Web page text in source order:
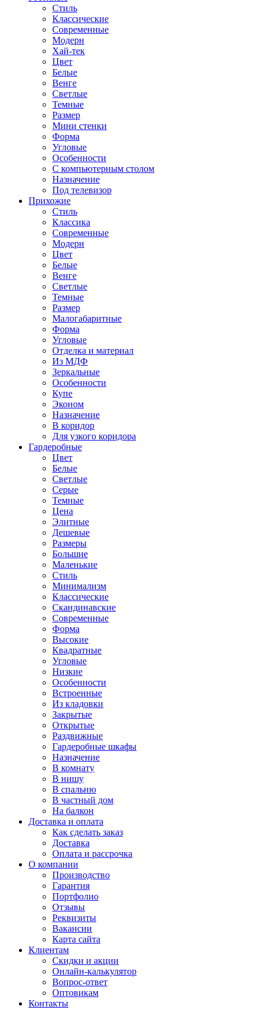
Стиль
Классические
Современные
Модерн
Хай-тек
Цвет
Белые
Венге
Светлые
Темные
Размер
Мини стенки
Форма
Угловые
Особенности
С компьютерным столом
Назначение
Под телевизор
Прихожие
Стиль
Классика
Современные
Модерн
Цвет
Белые
Венге
Светлые
Темные
Размер
Малогабаритные
Форма
Угловые
Отделка и материал
Из МДФ
Зеркальные
Особенности
Купе
Эконом
Назначение
В коридор
Для узкого коридора
Гардеробные
Цвет
Белые
Светлые
Серые
Темные
Цена
Элитные
Дешевые
Размеры
Большие
Маленькие
Стиль
Минимализм
Классические
Скандинавские
Современные
Форма
Высокие
Квадратные
Угловые
Низкие
Особенности
Встроенные
Из кладовки
Закрытые
Открытые
Раздвижные
Гардеробные шкафы
Назначение
В комнату
В нишу
В спальню
В частный дом
На балкон
Доставка и оплата
Как сделать заказ
Доставка
Оплата и рассрочка
О компании
Производство
Гарантия
Портфолио
Отзывы
Реквизиты
Вакансии
Карта сайта
Клиентам
Скидки и акции
Онлайн-калькулятор
Вопрос-ответ
Оптовикам
Контакты